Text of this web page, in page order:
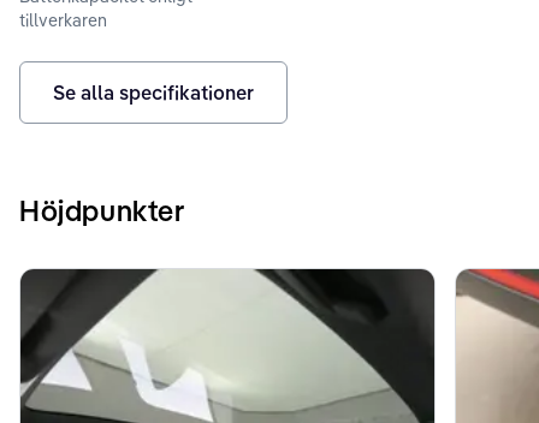
tillverkaren
Se alla specifikationer
Höjdpunkter